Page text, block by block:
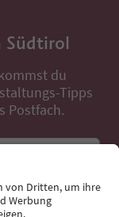
Südtirol
du
Tipps
Postfach.